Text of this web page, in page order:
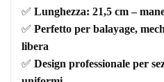
✅ Lunghezza: 21,5 cm –
✅ Perfetto per balayage,
libera
✅ Design professionale per